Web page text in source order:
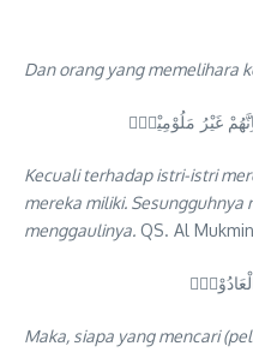
Dan orang yang memelihara
غَيْرُ مَلُوْمِيْنَۚ
Kecuali terhadap istri-istri
mereka miliki.
menggaulinya. QS. Al
Maka, siapa yang mencari